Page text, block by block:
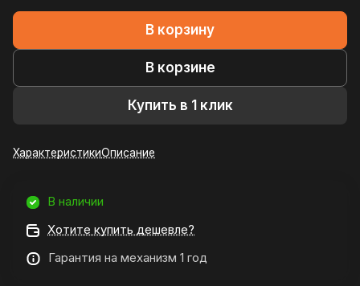
В корзину
В корзине
Купить в 1 клик
ХарактеристикиОписание
В наличии
Хотите купить дешевле?
Гарантия на механизм 1 год